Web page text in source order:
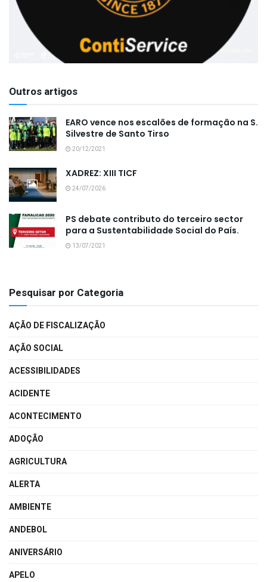
Outros artigos
EARO vence nos escalões de formação na S.
Silvestre de Santo Tirso
20/12/2021
XADREZ: XIII TICF
24/07/2026
PS debate contributo do terceiro sector
para a Sustentabilidade Social do País.
13/07/2021
Pesquisar por Categoria
AÇÃO DE FISCALIZAÇÃO
AÇÃO SOCIAL
ACESSIBILIDADES
ACIDENTE
ACONTECIMENTO
ADOÇÃO
AGRICULTURA
ALERTA
AMBIENTE
ANDEBOL
ANIVERSÁRIO
APELO